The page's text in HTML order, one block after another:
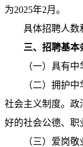
为2025年2月。
具体招聘人数和
三、招聘基本
（一）具有中华
（二）拥护中华
社会主义制度。政
好的社会公德、职
（三）爱岗敬业